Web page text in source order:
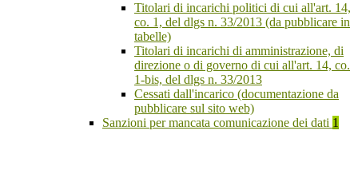
Titolari di incarichi politici di cui all'art. 14,
co. 1, del dlgs n. 33/2013 (da pubblicare in
tabelle)
Titolari di incarichi di amministrazione, di
direzione o di governo di cui all'art. 14, co.
1-bis, del dlgs n. 33/2013
Cessati dall'incarico (documentazione da
pubblicare sul sito web)
Sanzioni per mancata comunicazione dei dati 1